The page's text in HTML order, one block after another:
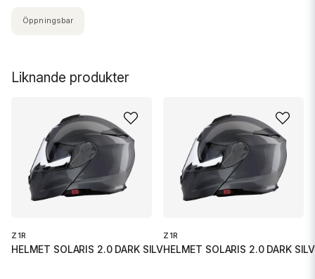
Liknande produkter
Z1R
HELMET SOLARIS 2.0 DARK SILVER
Z1R
HELMET SOLARIS 2.0 DARK
Öppningsbar